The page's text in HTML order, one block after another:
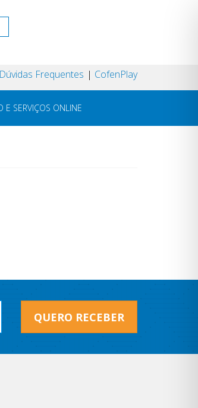
Dúvidas Frequentes CofenPlay
E SERVIÇOS ONLINE
QUERO RECEBER